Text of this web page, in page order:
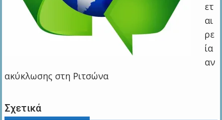
ετ
αι
ρε
ία
αν
ακύκλωσης στη Ριτσώνα
Σχετικά